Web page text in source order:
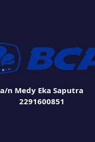
a/n Medy Eka Saputra
2291600851